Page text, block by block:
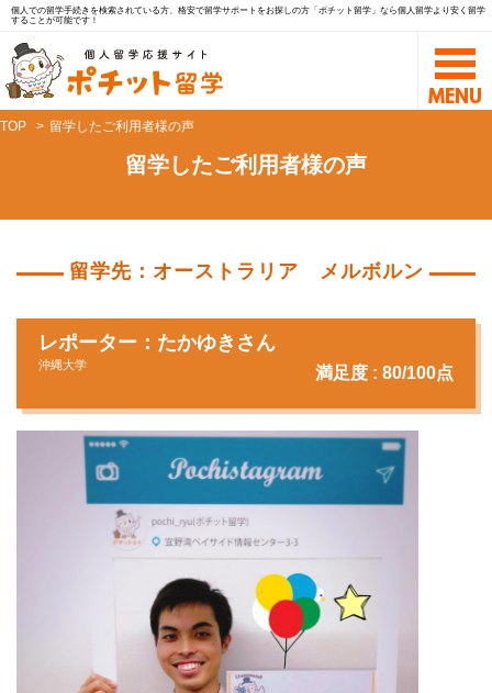
個人での留学手続きを検索されている方、格安で留学サポートをお探しの方「ポチット留学」なら個人留学より安く留学
することが可能です！
TOP 留学したご利用者様の声
留学したご利用者様の声
留学先：オーストラリア メルボルン
レポーター：たかゆきさん
沖縄大学 満足度 : 80/100点